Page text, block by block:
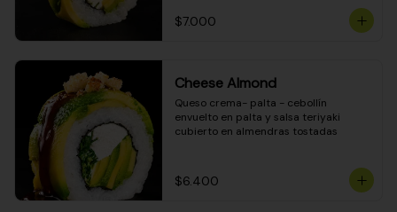
$7.000
Cheese Almond
Queso crema- palta - cebollín
envuelto en palta y salsa teriyaki
cubierto en almendras tostadas
$6.400